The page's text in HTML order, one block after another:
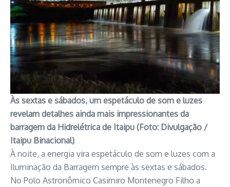
Às sextas e sábados, um espetáculo de som e luzes
revelam detalhes ainda mais impressionantes da
barragem da Hidrelétrica de Itaipu (Foto: Divulgação /
Itaipu Binacional)
À noite, a energia vira espetáculo de som e luzes com a
Iluminação da Barragem sempre às sextas e sábados.
No Polo Astronômico Casimiro Montenegro Filho a